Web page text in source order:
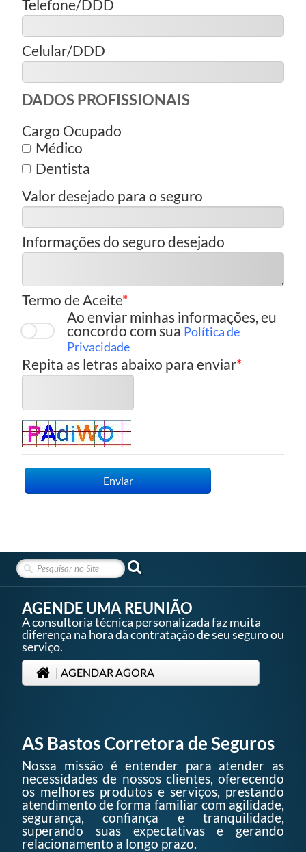
Telefone/DDD
Celular/DDD
DADOS PROFISSIONAIS
Cargo Ocupado
Médico
Dentista
Valor desejado para o seguro
Informações do seguro desejado
Termo de Aceite
Ao enviar minhas informações, eu
concordo com sua Política de
Privacidade
Repita as letras abaixo para enviar
Enviar
AGENDE UMA REUNIÃO
A consultoria técnica personalizada faz muita
diferença na hora da contratação de seu seguro ou
serviço.
| AGENDAR AGORA
AS Bastos Corretora de Seguros
Nossa missão é entender para atender as
necessidades de nossos clientes, oferecendo
os melhores produtos e serviços, prestando
atendimento de forma familiar com agilidade,
segurança, confiança e tranquilidade,
superando suas expectativas e gerando
relacionamento a longo prazo.